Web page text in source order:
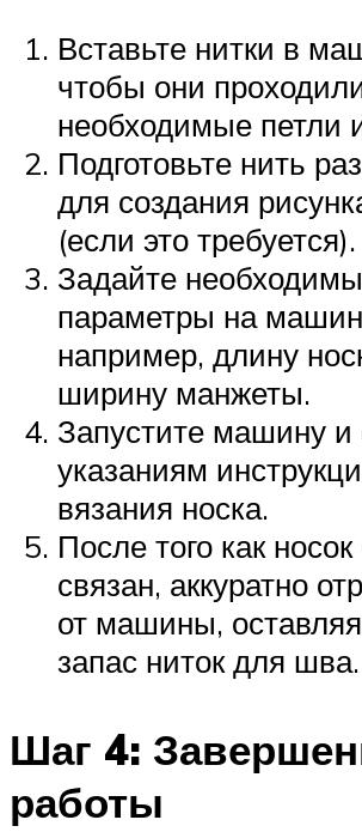
Вставьте нитки в
чтобы они
необходимые петли
Подготовьте нить
для создания
(если это требуется).
Задайте
параметры на
например, длину
ширину манжеты.
Запустите машину и
указаниям
вязания носка.
После того как носок
связан, аккуратно
от машины,
запас ниток для шва.
Шаг 4:
работы